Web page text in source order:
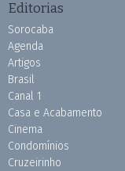
Editorias
Sorocaba
Agenda
Artigos
Brasil
Canal 1
Casa e Acabamento
Cinema
Condomínios
Cruzeirinho